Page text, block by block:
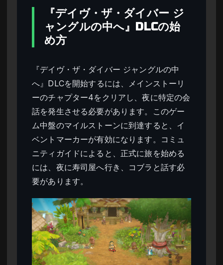
『デイヴ・ザ・ダイバー ジ
ャングルの中へ』DLCの始
め方
『デイヴ・ザ・ダイバー ジャングルの中
へ』DLCを開始するには、メインストーリ
ーのチャプター4をクリアし、夜に特定の会
話を発生させる必要があります。このゲー
ム中盤のマイルストーンに到達すると、イ
ベントマーカーが有効になります。コミュ
ニティガイドによると、正式に旅を始める
には、夜に寿司屋へ行き、コブラと話す必
要があります。